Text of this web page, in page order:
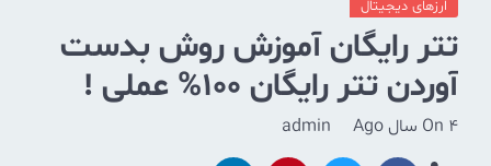
ارزهای دیجیتال
تتر رایگان آموزش روش بدست
آوردن تتر رایگان 100% عملی !
On 4 سال Ago admin